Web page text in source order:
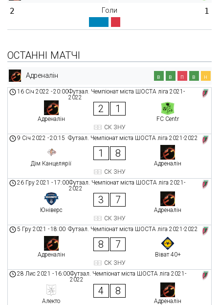
2 Голи 1
ОСТАННІ МАТЧІ
Адреналін в в п в н
Футзал. Чемпіонат міста ШОСТА ліга 2021-
2022
16 Січ 2022 -20:00
Адреналін
2 1
FC Centr
СК ЗНУ
Футзал. Чемпіонат міста ШОСТА ліга 2021-2022
9 Січ 2022 -20:15
Дім Канцелярії
1 8
Адреналін
СК ЗНУ
Футзал. Чемпіонат міста ШОСТА ліга 2021-
2022
26 Гру 2021 -17:00
Юніверс
3 7
Адреналін
СК ЗНУ
Футзал. Чемпіонат міста ШОСТА ліга 2021-2022
5 Гру 2021 -18:00
Адреналін
8 7
Віват 40+
СК ЗНУ
Футзал. Чемпіонат міста ШОСТА ліга 2021-
2022
28 Лис 2021 -16:00
Алекто
4 8
Адреналін